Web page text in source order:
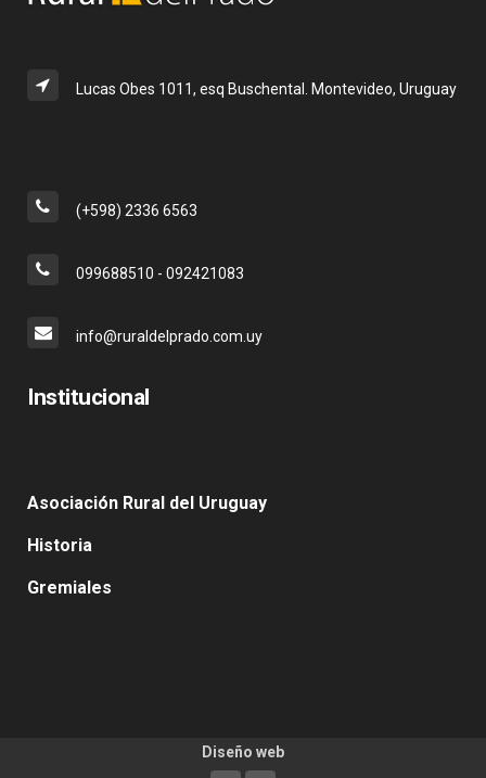
Lucas Obes 1011, esq Buschental. Montevideo, Uruguay
(+598) 2336 6563
099688510 - 092421083
info@ruraldelprado.com.uy
Institucional
Asociación Rural del Uruguay
Historia
Gremiales
Diseño web